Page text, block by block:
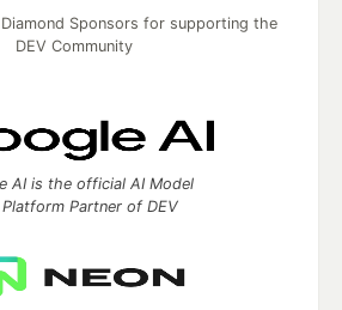
Sponsors for supporting the
DEV Community
AI is the official AI Model
Partner of DEV